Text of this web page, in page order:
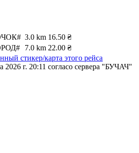
3.0 km 16.50 ₴
7.0 km 22.00 ₴
стикер/карта этого рейса
2026 г. 20:11 согласо сервера "БУЧАЧ"